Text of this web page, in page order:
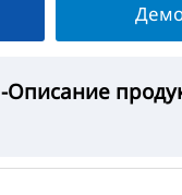
-Описание
—Выставка
— Заводская
-Упаковка